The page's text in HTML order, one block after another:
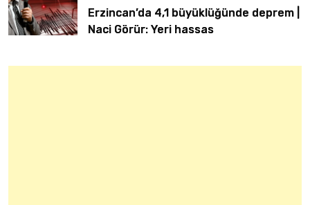
Erzincan’da 4,1 büyüklüğünde deprem |
Naci Görür: Yeri hassas